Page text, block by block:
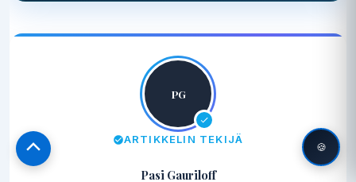
PG
ARTIKKELIN TEKIJÄ
Pasi Gauriloff
🍪
Scroll
to